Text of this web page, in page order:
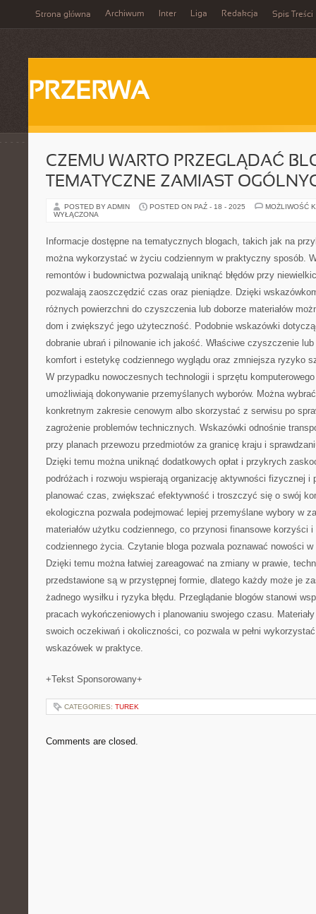
Strona główna Archiwum Inter Liga Redakcja Spis Treści
PRZERWA
CZEMU WARTO PRZEGLĄDAĆ
TEMATYCZNE ZAMIAST
POSTED BY ADMIN POSTED ON PAŹ - 18 - 2025
MOŻLIWOŚĆ
WYŁĄCZONA
Informacje dostępne na tematycznych blogach, takich jak na
można wykorzystać w życiu codziennym w praktyczny sposób.
remontów i budownictwa pozwalają uniknąć błędów przy
pozwalają zaoszczędzić czas oraz pieniądze. Dzięki
różnych powierzchni do czyszczenia lub doborze materiałów
dom i zwiększyć jego użyteczność. Podobnie wskazówki
dobranie ubrań i pilnowanie ich jakość. Właściwe czyszczenie lub
komfort i estetykę codziennego wyglądu oraz zmniejsza ryzyko
W przypadku nowoczesnych technologii i sprzętu
umożliwiają dokonywanie przemyślanych wyborów. Można
konkretnym zakresie cenowym albo skorzystać z serwisu po
zagrożenie problemów technicznych. Wskazówki odnośnie
przy planach przewozu przedmiotów za granicę kraju i
Dzięki temu można uniknąć dodatkowych opłat i przykrych
podróżach i rozwoju wspierają organizację aktywności fizycznej i
planować czas, zwiększać efektywność i troszczyć się o swój
ekologiczna pozwala podejmować lepiej przemyślane wybory w
materiałów użytku codziennego, co przynosi finansowe korzyści i
codziennego życia. Czytanie bloga pozwala poznawać nowości
Dzięki temu można łatwiej zareagować na zmiany w prawie,
przedstawione są w przystępnej formie, dlatego każdy może je
żadnego wysiłku i ryzyka błędu. Przeglądanie blogów stanowi
pracach wykończeniowych i planowaniu swojego czasu.
swoich oczekiwań i okoliczności, co pozwala w pełni
wskazówek w praktyce.
+Tekst Sponsorowany+
CATEGORIES: TUREK
Comments are closed.